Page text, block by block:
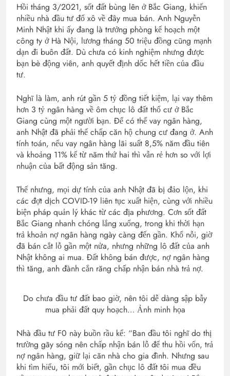
Hồi tháng 3/2021, sốt đất bùng lên ở Bắc Giang, khiến
nhiều nhà đầu tư đổ xô về đây mua bán. Anh Nguyễn
Minh Nhật khi ấy đang là trưởng phòng kế hoạch một
công ty ở Hà Nội, lương tháng 50 triệu đồng cũng mạnh
dạn đi buôn đất. Dù chưa có kinh nghiệm nhưng được
bạn bè động viên, anh quyết định dốc hết tiền của đầu
tư.
Nghĩ là làm, anh rút gần 5 tỷ đồng tiết kiệm, lại vay thêm
hơn 3 tỷ ngân hàng về ôm chục lô đất thổ cư ở Bắc
Giang cùng một người bạn. Để có thể vay ngân hàng,
anh Nhật đã phải thế chấp căn hộ chung cư đang ở. Anh
tính toán, nếu vay ngân hàng lãi suất 8,5% năm đầu tiên
và khoảng 11% kể từ năm thứ hai thì vẫn rẻ hơn so với lợi
nhuận của bất động sản tăng.
Thế nhưng, mọi dự tính của anh Nhật đã bị đảo lộn, khi
các đợt dịch COVID-19 liên tục xuất hiện, cùng với nhiều
biện pháp quản lý khác từ các địa phương. Cơn sốt đất
Bắc Giang nhanh chóng lắng xuống, trong khi thời hạn
trả khoản nợ ngân hàng ngày càng đến gần. Khổ nỗi, giờ
đã bán cắt lỗ gần một nửa, nhưng những lô đất của anh
Nhật không ai mua. Đất không bán được, nợ ngân hàng
thì tăng, anh đành cắn răng chấp nhận bán nhà trả nợ.
Do chưa đầu tư đất bao giờ, nên tôi dễ dàng sập bẫy
mua phải đất quy hoạch… Ảnh minh họa
Nhà đầu tư F0 này buồn rầu kể: “Ban đầu tôi nghĩ do thị
trường gãy sóng nên chấp nhận bán lỗ để thu hồi vốn, trả
nợ ngân hàng, giữ lại căn nhà cho gia đình. Nhưng sau
khi tìm hiểu, tôi mới biết, gần chục lô đất tôi mua đều